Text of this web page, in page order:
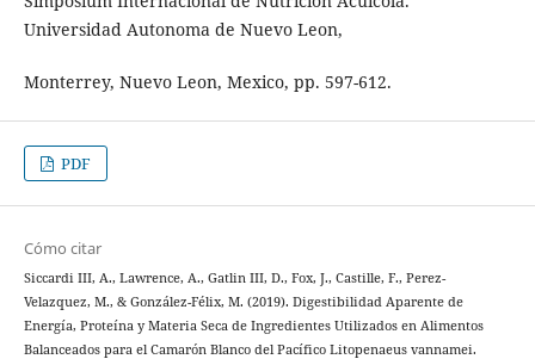
Universidad Autonoma de Nuevo Leon,
Monterrey, Nuevo Leon, Mexico, pp. 597-612.
PDF
Cómo citar
Siccardi III, A., Lawrence, A., Gatlin III, D., Fox, J., Castille, F., Perez-
Velazquez, M., & González-Félix, M. (2019). Digestibilidad Aparente de
Energía, Proteína y Materia Seca de Ingredientes Utilizados en Alimentos
Balanceados para el Camarón Blanco del Pacífico Litopenaeus vannamei.